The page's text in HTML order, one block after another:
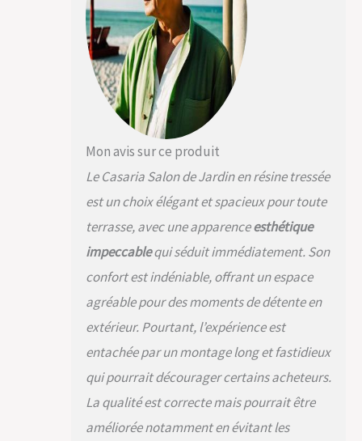
composé de
polyrotin, un cadre
en acier
thermolaqué, d'un
plateau de bois WPC
et de coussins en
polyester. Résistant
aux intempéries, aux
UV et à la saleté, il
convient
parfaitement pour
votre extérieur.
POLYVALENT : Le
salon de jardin avec
canapé d'angle
sur votre terrasse,
que sur votre balcon,
votre véranda. Il peut
être utilisé à
l'extérieur, comme à
l'intérieur, selon
votre besoin. FACILE
À ENTRETENIR : Les
coussins sont
Mon avis sur ce produit
Le Casaria Salon de Jardin en résine tressée
est un choix élégant et spacieux pour toute
terrasse, avec une apparenceesthétique
impeccablequi séduit immédiatement. Son
confort est indéniable, offrant un espace
agréable pour des moments de détente en
extérieur. Pourtant, l’expérience est
entachée par un montage long et fastidieux
qui pourrait décourager certains acheteurs.
La qualité est correcte mais pourrait être
améliorée notamment en évitant les